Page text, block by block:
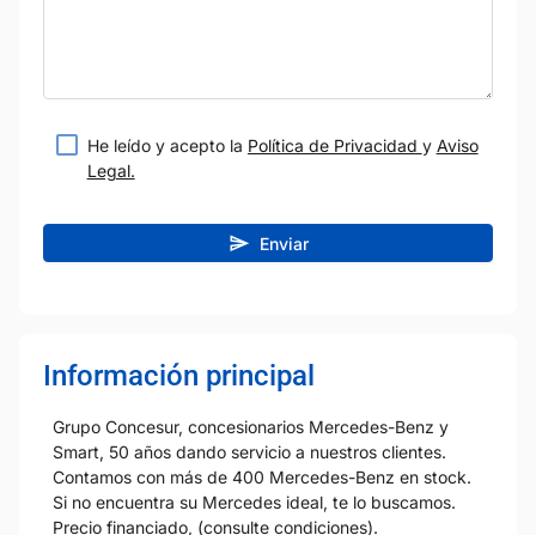
He leído y acepto la Política de Privacidad y Aviso
Legal.
Enviar
Información principal
Grupo Concesur, concesionarios Mercedes-Benz y
Smart, 50 años dando servicio a nuestros clientes.
Contamos con más de 400 Mercedes-Benz en stock.
Si no encuentra su Mercedes ideal, te lo buscamos.
Precio financiado, (consulte condiciones).